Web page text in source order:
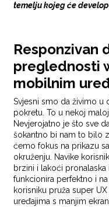
temelju kojeg će
Responzivan
preglednosti
mobilnim
Svjesni smo da živimo u
pokretu. To u nekoj
Nevjerojatno je što sve
šokantno bi nam to bilo
ćemo fokus na prikazu
okruženju. Navike
brzini i lakoći
funkcionira perfektno i
korisniku pruža super
uređajima s manjim